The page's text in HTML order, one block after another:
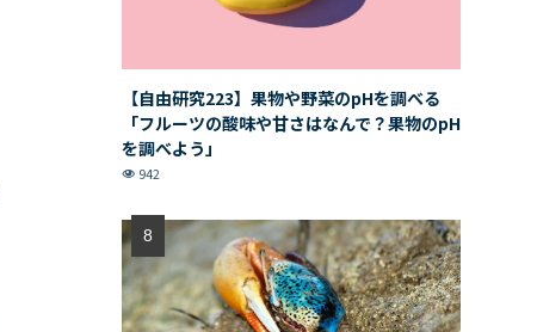
【自由研究223】果物や野菜のpHを調べる
「フルーツの酸味や甘さはなんで？果物のpH
を調べよう」
942